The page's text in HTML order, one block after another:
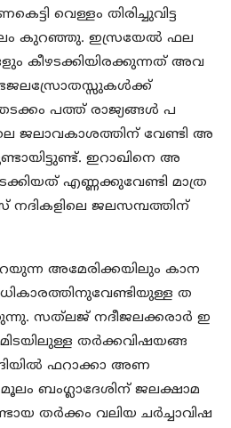
വെള്ളം തിരിച്ചുവിട്ട
കുറഞ്ഞു. ഇസ്രയേല്‍ ഫല
കീഴടക്കിയിരക്കുന്നത് അവ
പത്ത് രാജ്യങ്ങള്‍ പ
ജലാവകാശത്തിന് വേണ്ടി അ
ഇറാഖിനെ അ
എണ്ണക്കുവേണ്ടി മാത്ര
നദികളിലെ ജലസമ്പത്തിന്
അമേരിക്കയിലും കാന
ത
സത്‌ലജ് നദീജലക്കരാര്‍ ഇ
തര്‍ക്കവിഷയങ്ങ
ഫറാക്കാ അണ
മൂലം ബംഗ്ലാദേശിന് ജലക്ഷാമ
തര്‍ക്കം വലിയ ചര്‍ച്ചാവിഷ